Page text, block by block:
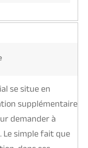
se situe en
supplémentaire
demander à
simple fait que